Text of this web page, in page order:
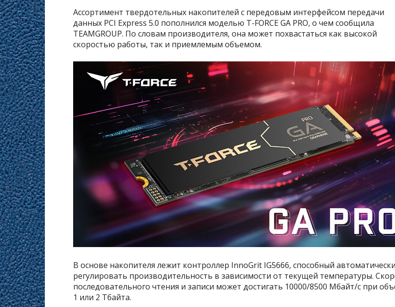
Ассортимент твердотельных накопителей с передовым интерфейсом передачи
данных PCI Express 5.0 пополнился моделью T-FORCE GA PRO, о чем сообщила
TEAMGROUP. По словам производителя, она может похвастаться как высокой
скоростью работы, так и приемлемым объемом.
В основе накопителя лежит контроллер InnoGrit IG5666, способный автоматически
регулировать производительность в зависимости от текущей температуры.
последовательного чтения и записи может достигать 10000/8500 Мбайт/с при
1 или 2 Тбайта.